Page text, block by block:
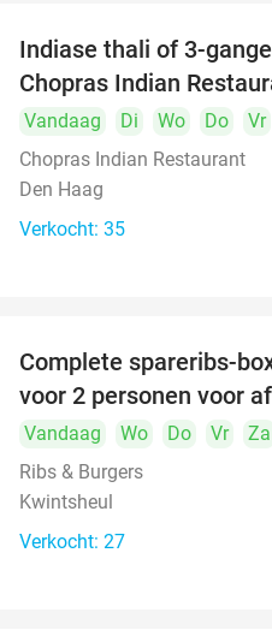
food
Indiase thali of 3-
Chopras Indian
Vandaag Di Wo Do Vr
Chopras Indian Restaurant
Den Haag
Verkocht: 35
Complete spareribs-
voor 2 personen voor
Vandaag Wo Do Vr
Za
Ribs & Burgers
Kwintsheul
Verkocht: 27